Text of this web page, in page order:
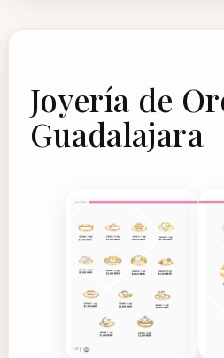
Joyería de
Guadalajara